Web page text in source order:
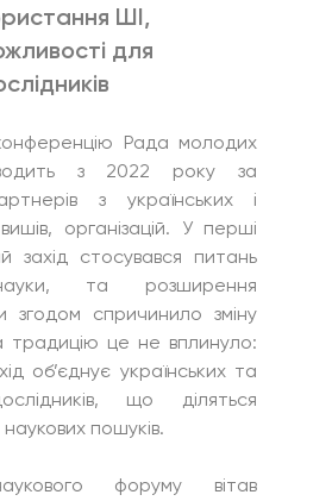
ШІ,
для
Рада молодих
з 2022 року за
з українських і
організацій. У перші
захід стосувався питань
та розширення
згодом спричинило зміну
традицію це не вплинуло:
об’єднує українських та
що діляться
пошуків.
форуму вітав